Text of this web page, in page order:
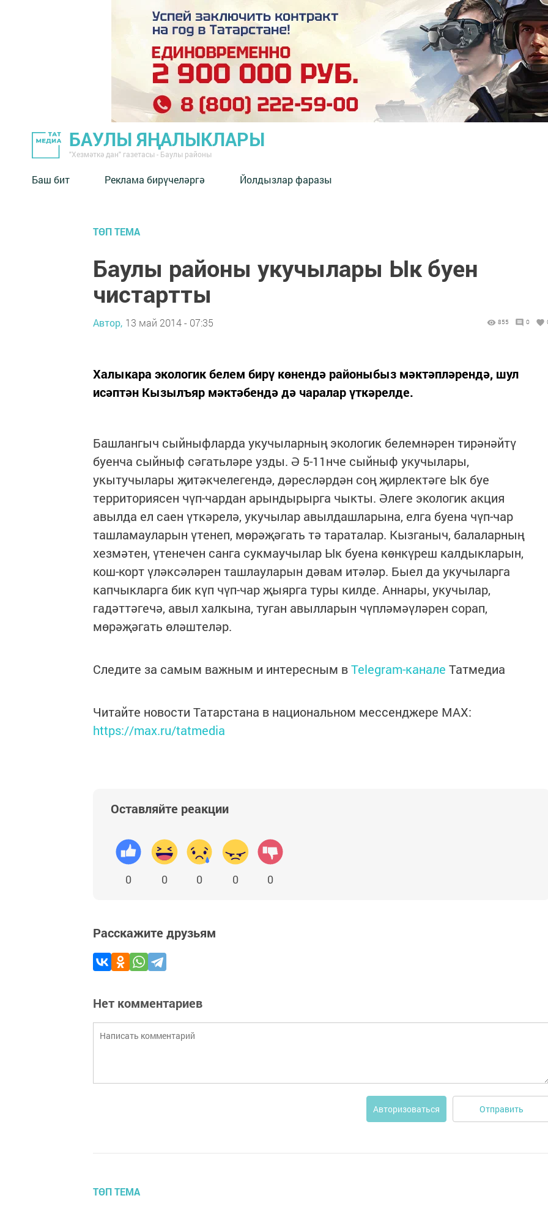
БАУЛЫ ЯҢАЛЫКЛАРЫ
"Хезмәткә дан" газетасы - Баулы районы
Баш бит Реклама бирүчеләргә Йолдызлар фаразы
ТӨП ТЕМА
Баулы районы укучылары Ык буен
чистартты
Автор, 13 май 2014 - 07:35 855 0
Халыкара экологик белем бирү көнендә районыбыз мәктәпләрендә, шул
исәптән Кызылъяр мәктәбендә дә чаралар үткәрелде.
Башлангыч сыйныфларда укучыларның экологик белемнәрен тирәнәйтү
буенча сыйныф сәгатьләре узды. Ә 5-11нче сыйныф укучылары,
укытучылары җитәкчелегендә, дәресләрдән соң җирлектәге Ык буе
территориясен чүп-чардан арындырырга чыкты. Әлеге экологик акция
авылда ел саен үткәрелә, укучылар авылдашларына, елга буена чүп-чар
ташламауларын үтенеп, мөрәҗәгать тә тараталар. Кызганыч, балаларның
хезмәтен, үтенечен санга сукмаучылар Ык буена көнкүреш калдыкларын,
кош-корт үләксәләрен ташлауларын дәвам итәләр. Быел да укучыларга
капчыкларга бик күп чүп-чар җыярга туры килде. Аннары, укучылар,
гадәттәгечә, авыл халкына, туган авылларын чүпләмәүләрен сорап,
мөрәҗәгать өләштеләр.
Следите за самым важным и интересным вTelegram-канале Татмедиа
Читайте новости Татарстана в национальном мессенджере MАХ:
https://max.ru/tatmedia
Оставляйте реакции
0 0 0 0 0
Расскажите друзьям
Нет комментариев
Авторизоваться Отправить
ТӨП ТЕМА